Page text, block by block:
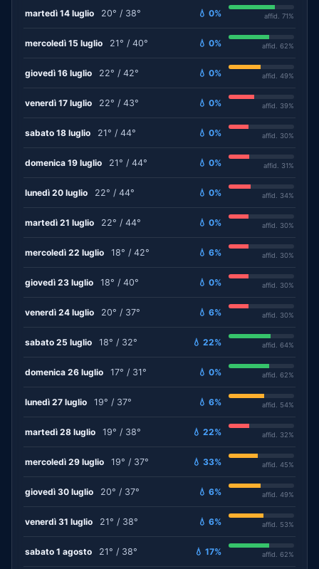
martedì 14 luglio 20° / 38° 💧 0% affid. 71%
mercoledì 15 luglio 21° / 40° 💧 0% affid. 62%
giovedì 16 luglio 22° / 42° 💧 0% affid. 49%
venerdì 17 luglio 22° / 43° 💧 0% affid. 39%
sabato 18 luglio 21° / 44° 💧 0% affid. 30%
domenica 19 luglio 21° / 44° 💧 0% affid. 31%
lunedì 20 luglio 22° / 44° 💧 0% affid. 34%
martedì 21 luglio 22° / 44° 💧 0% affid. 30%
mercoledì 22 luglio 18° / 42° 💧 6% affid. 30%
giovedì 23 luglio 18° / 40° 💧 0% affid. 30%
venerdì 24 luglio 20° / 37° 💧 6% affid. 30%
sabato 25 luglio 18° / 32° 💧 22% affid. 64%
domenica 26 luglio 17° / 31° 💧 0% affid. 62%
lunedì 27 luglio 19° / 37° 💧 6% affid. 54%
martedì 28 luglio 19° / 38° 💧 22% affid. 32%
mercoledì 29 luglio 19° / 37° 💧 33% affid. 45%
giovedì 30 luglio 20° / 37° 💧 6% affid. 49%
venerdì 31 luglio 21° / 38° 💧 6% affid. 53%
sabato 1 agosto 21° / 38° 💧 17% affid. 62%